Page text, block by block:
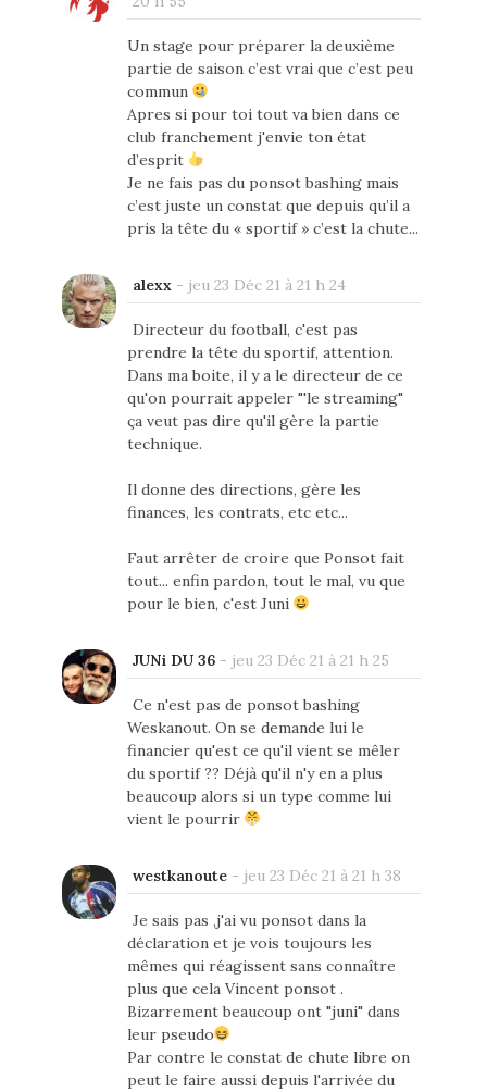
Un stage pour préparer la deuxième
partie de saison c’est vrai que c’est peu
commun
Apres si pour toi tout va bien dans ce
club franchement j'envie ton état
d’esprit
Je ne fais pas du ponsot bashing mais
c’est juste un constat que depuis qu’il a
pris la tête du « sportif » c’est la chute...
alexx- jeu 23 Déc 21 à 21 h 24
Directeur du football, c'est pas
prendre la tête du sportif, attention.
Dans ma boite, il y a le directeur de ce
qu'on pourrait appeler "'le streaming"
ça veut pas dire qu'il gère la partie
technique.
Il donne des directions, gère les
finances, les contrats, etc etc...
Faut arrêter de croire que Ponsot fait
tout... enfin pardon, tout le mal, vu que
pour le bien, c'est Juni
JUNi DU 36- jeu 23 Déc 21 à 21 h 25
Ce n'est pas de ponsot bashing
Weskanout. On se demande lui le
financier qu'est ce qu'il vient se mêler
du sportif ?? Déjà qu'il n'y en a plus
beaucoup alors si un type comme lui
vient le pourrir
westkanoute- jeu 23 Déc 21 à 21 h 38
Je sais pas ,j'ai vu ponsot dans la
déclaration et je vois toujours les
mêmes qui réagissent sans connaître
plus que cela Vincent ponsot .
Bizarrement beaucoup ont "juni" dans
leur pseudo
Par contre le constat de chute libre on
peut le faire aussi depuis l'arrivée du